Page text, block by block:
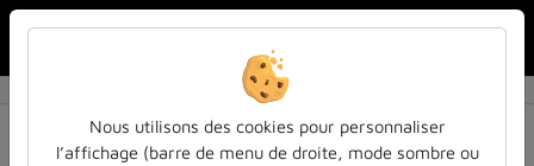
Résultats de la recherche
Nous utilisons des cookies pour personnaliser
l’affichage (barre de menu de droite, mode sombre ou